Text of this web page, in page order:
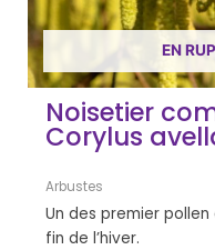
EN
Noisetier
Corylus
Arbustes
Un des premier
fin de l’hiver.